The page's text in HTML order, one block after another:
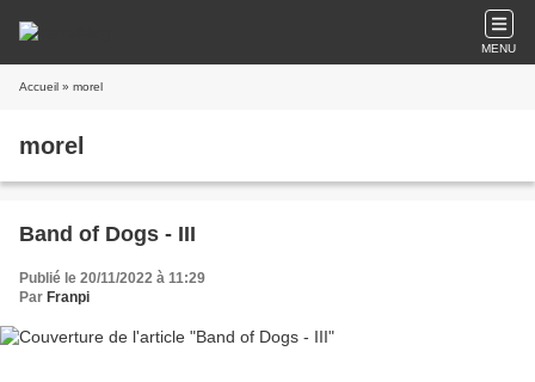
MENU
Accueil » morel
morel
Band of Dogs - III
Publié le 20/11/2022 à 11:29
Par Franpi